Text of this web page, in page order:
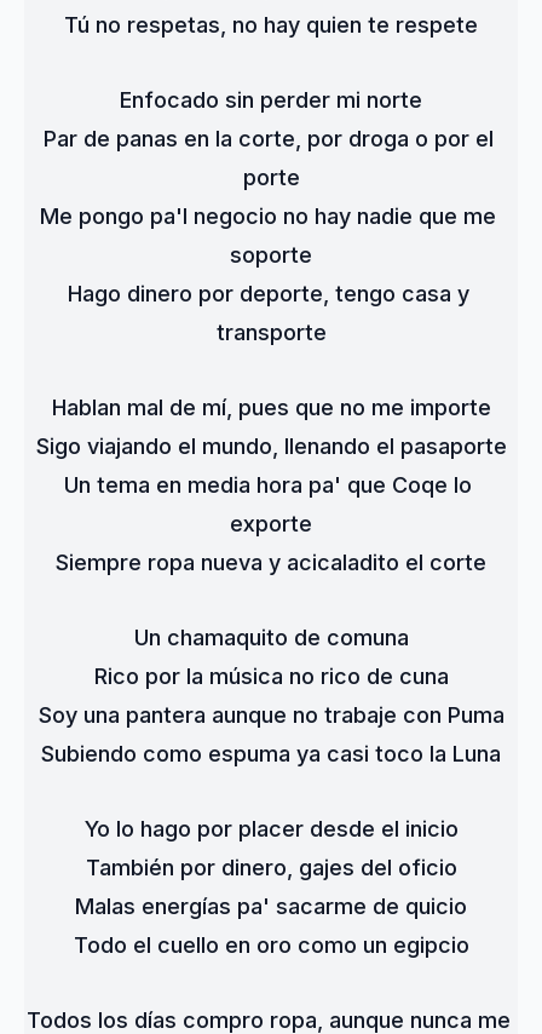
Tú no respetas, no hay quien te respete
Enfocado sin perder mi norte
Par de panas en la corte, por droga o por el
porte
Me pongo pa'l negocio no hay nadie que me
soporte
Hago dinero por deporte, tengo casa y
transporte
Hablan mal de mí, pues que no me importe
Sigo viajando el mundo, llenando el pasaporte
Un tema en media hora pa' que Coqe lo
exporte
Siempre ropa nueva y acicaladito el corte
Un chamaquito de comuna
Rico por la música no rico de cuna
Soy una pantera aunque no trabaje con Puma
Subiendo como espuma ya casi toco la Luna
Yo lo hago por placer desde el inicio
También por dinero, gajes del oficio
Malas energías pa' sacarme de quicio
Todo el cuello en oro como un egipcio
Todos los días compro ropa, aunque nunca me